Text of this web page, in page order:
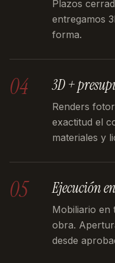
Plazos
entregamos
forma.
04 3D +
Renders
exactitud el
materiales y
05 Ejecución
Mobiliario en
obra.
desde